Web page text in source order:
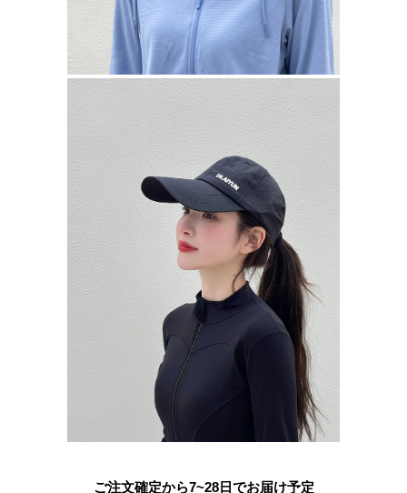
ご注文確定から7~28日でお届け予定